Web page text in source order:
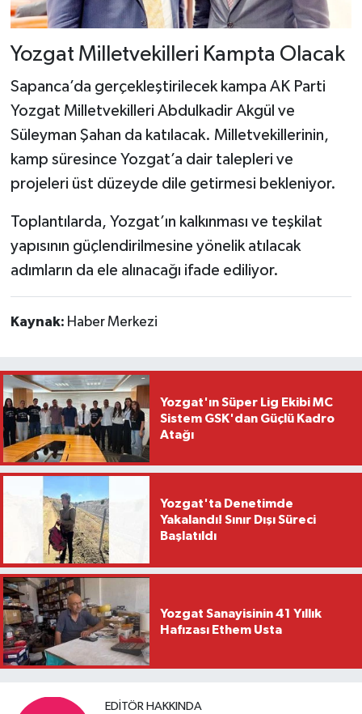
Yozgat Milletvekilleri Kampta Olacak
Sapanca’da gerçekleştirilecek kampa AK Parti
Yozgat Milletvekilleri Abdulkadir Akgül ve
Süleyman Şahan da katılacak. Milletvekillerinin,
kamp süresince Yozgat’a dair talepleri ve
projeleri üst düzeyde dile getirmesi bekleniyor.
Toplantılarda, Yozgat’ın kalkınması ve teşkilat
yapısının güçlendirilmesine yönelik atılacak
adımların da ele alınacağı ifade ediliyor.
Kaynak: Haber Merkezi
Yozgat'ın Süper Lig Ekibi MC
Sistem GSK'dan Güçlü Kadro
Atağı
Yozgat'ta Denetimde
Yakalandı! Sınır Dışı Süreci
Başlatıldı
Yozgat Sanayisinin 41 Yıllık
Hafızası Ethem Usta
EDITÖR HAKKINDA